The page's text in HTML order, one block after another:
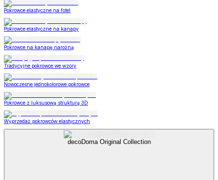
Pokrowce elastyczne na fotel
Pokrowce elastyczne na kanapy
Pokrowce na kanapę narożną
Tradycyjne pokrowce we wzory
Nowoczesne jednokolorowe pokrowce
Pokrowce z luksusową strukturą 3D
Wyprzedaż pokrowców elastycznych
decoDoma Original Collection